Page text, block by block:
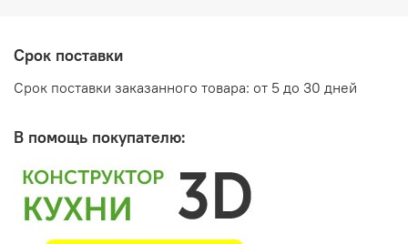
Срок поставки
Срок поставки заказанного товара: от 5 до 30 дней
В помощь покупателю: